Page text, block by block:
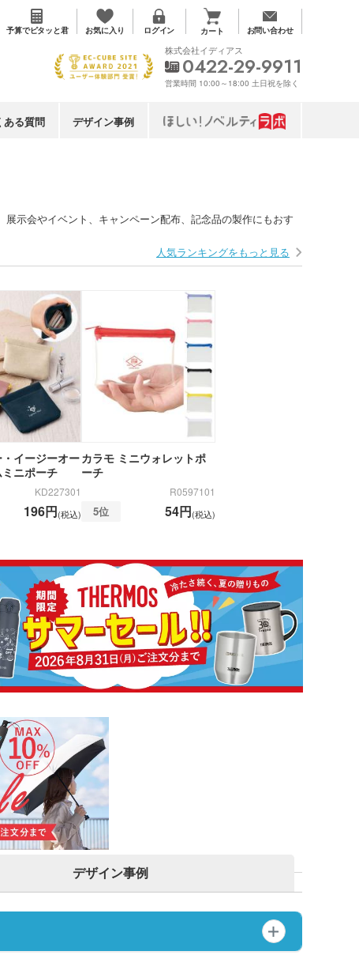
予算でピタッと君 お気に入り ログイン カート お問い合わせ
ある質問 デザイン事例
株式会社イディアス
0422-29-9911
営業時間 10:00～18:00 土日祝を除く
示会やイベント、キャンペーン配布、記念品の製作にもおす
人気ランキングをもっと見る
イージーオー
ニポーチ
KD227301
196円(税込)
カラモ ミニウォレットポ
ーチ
R0597101
5位 54円(税込)
デザイン事例
バストートバッグ
)
ッグ・レジかごバッ
シェバッグ
れトートバッグ
ステルトートバッグ
・ビニールポーチ
ットポーチ
ポーチ
ミボトル・マウンテン
（カラビナ付）
トル・ポケットボト
ホルダー・ペットボ
スチックマグカップ・
ブーマグカップ
ナルドライTシャツ・
ウェア(半袖・長袖)
ナルユニフォーム
ット
メントファイル・そ
ァイル